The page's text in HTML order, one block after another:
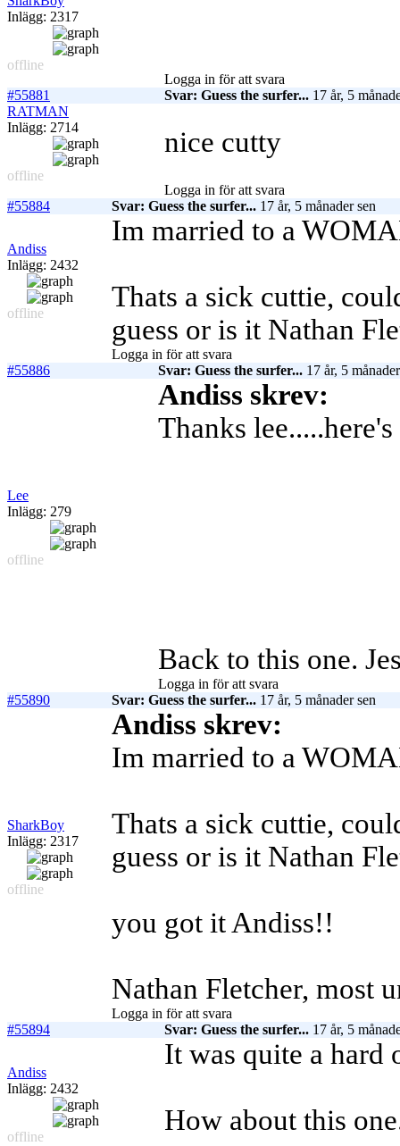
Inlägg: 2317
offline
Logga in för att svara
#55881
Svar: Guess the surfer... 17 år, 5
RATMAN
Inlägg: 2714
offline
nice cutty
Logga in för att svara
#55884
Svar: Guess the surfer... 17 år, 5 månader sen
Andiss
Inlägg: 2432
offline
Im married to a
Thats a sick cuttie,
guess or is it Nathan
Logga in för att svara
#55886
Svar: Guess the surfer... 17 år, 5
Lee
Inlägg: 279
offline
Andiss skrev:
Thanks
Back to this one.
Logga in för att svara
#55890
Svar: Guess the surfer... 17 år, 5 månader sen
SharkBoy
Inlägg: 2317
offline
Andiss skrev:
Im married to a
Thats a sick cuttie,
guess or is it Nathan
you got it Andiss!!
Nathan Fletcher, most
Logga in för att svara
#55894
Svar: Guess the surfer... 17 år, 5
Andiss
Inlägg: 2432
offline
It was quite a hard
How about this